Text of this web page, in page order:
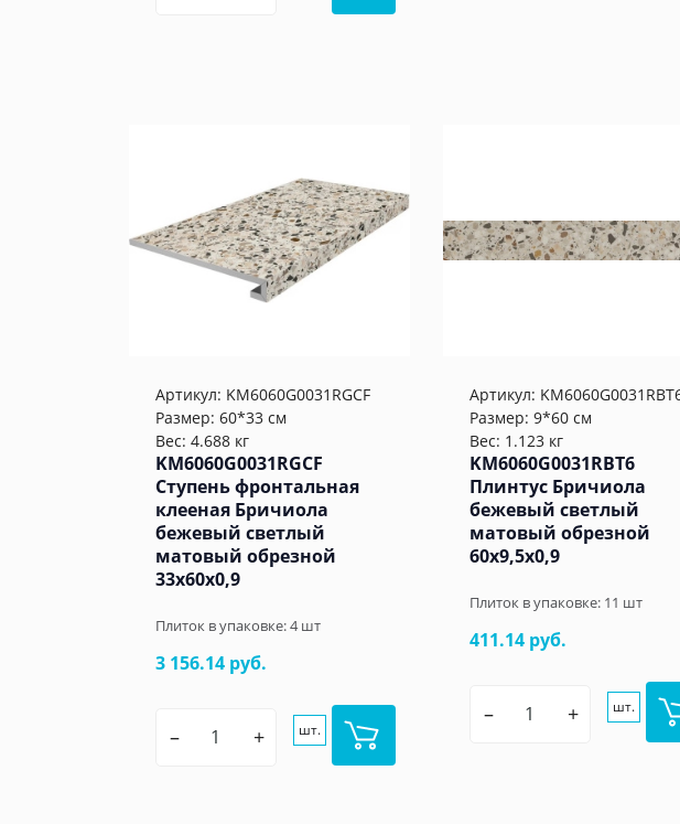
Артикул: KM6060G0031RGCF
Размер: 60*33 см
Вес: 4.688 кг
KM6060G0031RGCF
Ступень фронтальная
клееная Бричиола
бежевый светлый
матовый обрезной
33x60x0,9
Плиток в упаковке:4шт
3 156.14 руб.
– + шт.
Артикул:
Размер: 9*60 см
Вес: 1.123 кг
KM6060G0031RBT6
Плинтус Бричиола
бежевый светлый
матовый обрезной
60x9,5x0,9
Плиток в упаковке: 11 шт
411.14 руб.
– + шт.